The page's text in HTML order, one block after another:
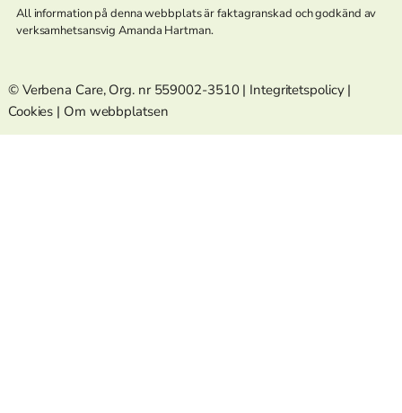
All information på denna webbplats är faktagranskad och godkänd av
verksamhetsansvig Amanda Hartman.
© Verbena Care, Org. nr 559002-3510 | Integritetspolicy|
Cookies | Om webbplatsen